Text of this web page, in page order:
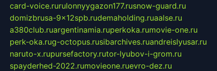
card-voice.rurulonnyygazon177.rusnow-guard.ru
domizbrusa-9x12spb.rudemaholding.ruaalse.ru
a380club.ruargentinamia.ruperkoka.rumovie-one.ru
perk-oka.rug-octopus.rusibarchives.ruandreislyusar.ru
naruto-x.rupursefactory.rutor-lyubov-i-grom.ru
spayderhed-2022.rumovieone.ruevro-dez.ru